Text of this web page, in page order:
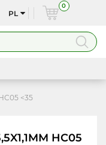
PL
0
<35
HC05